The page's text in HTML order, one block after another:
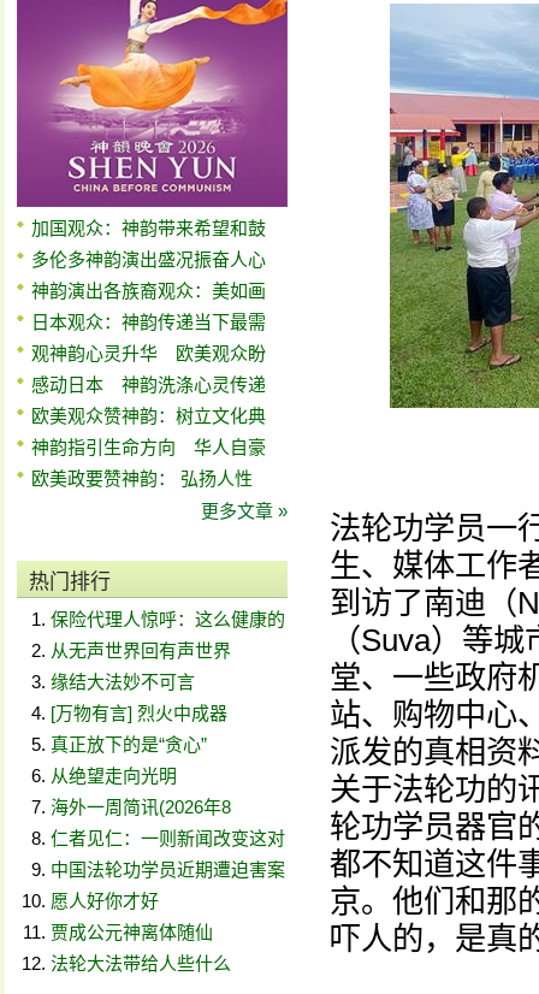
加国观众：神韵带来希望和鼓
多伦多神韵演出盛况振奋人心
神韵演出各族裔观众：美如画
日本观众：神韵传递当下最需
观神韵心灵升华 欧美观众盼
感动日本 神韵洗涤心灵传递
欧美观众赞神韵：树立文化典
神韵指引生命方向 华人自豪
欧美政要赞神韵： 弘扬人性
更多文章 »
热门排行
保险代理人惊呼：这么健康的
从无声世界回有声世界
缘结大法妙不可言
[万物有言] 烈火中成器
真正放下的是“贪心”
从绝望走向光明
海外一周简讯(2026年8
仁者见仁：一则新闻改变这对
中国法轮功学员近期遭迫害案
愿人好你才好
贾成公元神离体随仙
法轮大法带给人些什么
法轮功学员一
生、媒体工作
到访了南迪（
（Suva）等
堂、一些政府
站、购物中心
派发的真相资
关于法轮功的
轮功学员器官
都不知道这件
京。他们和那
吓人的，是真